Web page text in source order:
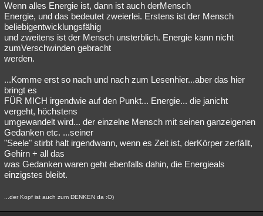
Natur Umfragen Unterhaltung
weitere Rubriken
Philosophie Träume Orte Esoterik Literatur
Astronomie
Musik
Übersichten
Besucht Teilgenommen Alle Neue Geschlossen
Lesenswert Schlüsselwörter
Wenn alles Energie ist, dann ist auch derMensch
Energie, und das bedeutet zweierlei. Erstens ist der Mensch
beliebigentwicklungsfähig
und zweitens ist der Mensch unsterblich. Energie kann nicht
zumVerschwinden gebracht
werden.
...Komme erst so nach und nach zum Lesenhier...aber das hier
bringt es
FÜR MICH irgendwie auf den Punkt... Energie... die janicht
vergeht, höchstens
umgewandelt wird... der einzelne Mensch mit seinen ganzeigenen
Gedanken etc. ...seiner
"Seele" stirbt halt irgendwann, wenn es Zeit ist, derKörper zerfällt,
Gehirn + all das
was Gedanken waren geht ebenfalls dahin, die Energieals
einzigstes bleibt.
...der Kopf ist auch zum DENKEN da :O)